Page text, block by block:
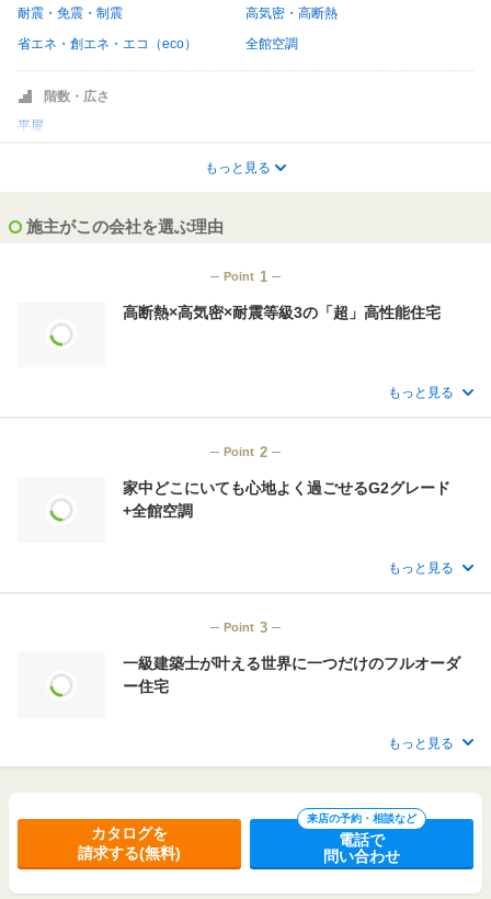
耐震・免震・制震
高気密・高断熱
省エネ・創エネ・エコ（eco）
全館空調
階数・広さ
平屋
もっと見る
施主がこの会社を選ぶ理由
Point 1
高断熱×高気密×耐震等級3の「超」高性能住宅
もっと見る
Point 2
家中どこにいても心地よく過ごせるG2グレード
+全館空調
もっと見る
Point 3
一級建築士が叶える世界に一つだけのフルオーダ
ー住宅
もっと見る
カタログを
請求する(無料)
来店の予約・相談など
電話で
問い合わせ